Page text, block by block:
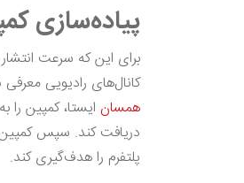
پیاده‌سازی
برای این که سرعت
کانال‌های رادیویی
همسان
دریافت کند. سپس کمپین
پلتفرم را هدف‌گیری کند.